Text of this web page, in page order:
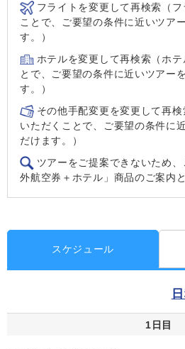
フライトを変更して再検索（
ことで、ご要望の条件に近いツア
す。）
ホテルを変更して再検索（ホ
とで、ご要望の条件に近いツアー
す。）
その他手配変更を変更して再
いただくことで、ご要望の条件に
だけます。）
ツアーをご提案できないため
外航空券＋ホテル」商品のご案内
スケジュール
1日目